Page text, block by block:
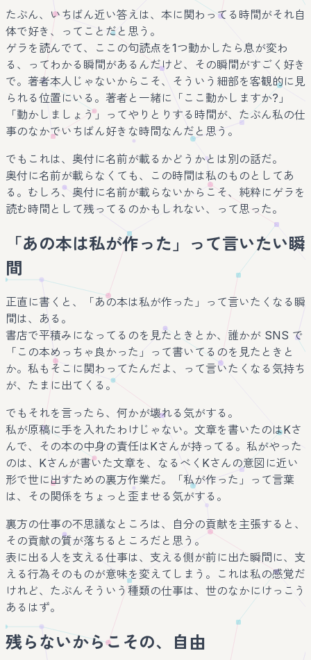
たぶん、いちばん近い答えは、本に関わってる時間がそれ自
体で好き、ってことだと思う。
ゲラを読んでて、ここの句読点を1つ動かしたら息が変わ
る、ってわかる瞬間があるんだけど、その瞬間がすごく好き
で。著者本人じゃないからこそ、そういう細部を客観的に見
られる位置にいる。著者と一緒に「ここ動かしますか?」
「動かしましょう」ってやりとりする時間が、たぶん私の仕
事のなかでいちばん好きな時間なんだと思う。
でもこれは、奥付に名前が載るかどうかとは別の話だ。
奥付に名前が載らなくても、この時間は私のものとしてあ
る。むしろ、奥付に名前が載らないからこそ、純粋にゲラを
読む時間として残ってるのかもしれない、って思った。
「あの本は私が作った」って言いたい瞬
間
正直に書くと、「あの本は私が作った」って言いたくなる瞬
間は、ある。
書店で平積みになってるのを見たときとか、誰かが SNS で
「この本めっちゃ良かった」って書いてるのを見たときと
か。私もそこに関わってたんだよ、って言いたくなる気持ち
が、たまに出てくる。
でもそれを言ったら、何かが壊れる気がする。
私が原稿に手を入れたわけじゃない。文章を書いたのはKさ
んで、その本の中身の責任はKさんが持ってる。私がやった
のは、Kさんが書いた文章を、なるべくKさんの意図に近い
形で世に出すための裏方作業だ。「私が作った」って言葉
は、その関係をちょっと歪ませる気がする。
裏方の仕事の不思議なところは、自分の貢献を主張すると、
その貢献の質が落ちるところだと思う。
表に出る人を支える仕事は、支える側が前に出た瞬間に、支
える行為そのものが意味を変えてしまう。これは私の感覚だ
けれど、たぶんそういう種類の仕事は、世のなかにけっこう
あるはず。
残らないからこその、自由